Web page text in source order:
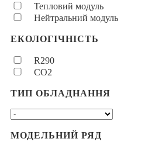
Тепловий модуль
Нейтральний модуль
ЕКОЛОГІЧНІСТЬ
R290
CO2
ТИП ОБЛАДНАННЯ
МОДЕЛЬНИЙ РЯД